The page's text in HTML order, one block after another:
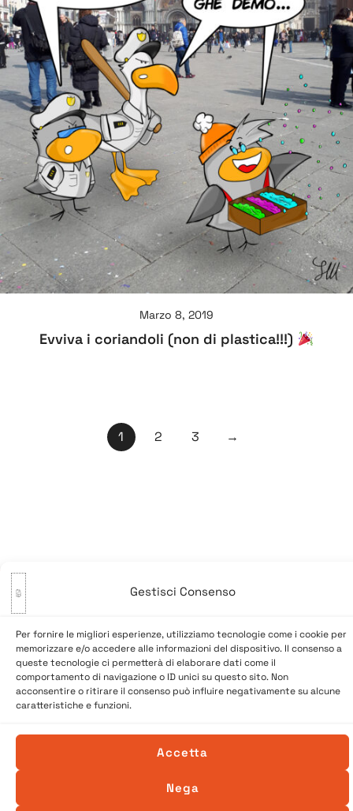
Gestisci Consenso
Per fornire le migliori esperienze, utilizziamo tecnologie come i cookie per
memorizzare e/o accedere alle informazioni del dispositivo. Il consenso a
queste tecnologie ci permetterà di elaborare dati come il
comportamento di navigazione o ID unici su questo sito. Non
acconsentire o ritirare il consenso può influire negativamente su alcune
caratteristiche e funzioni.
Accetta
Nega
Marzo 8, 2019
Evviva i coriandoli (non di plastica!!!)
Paginazione 1 2 3 →
© 2026 A Venessia. Tutti i diritti sono riservati.
Sito realizzato da
SpazioConico